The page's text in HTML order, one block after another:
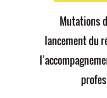
Mutations
lancement du